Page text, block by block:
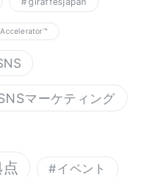
マーケティング
イベント